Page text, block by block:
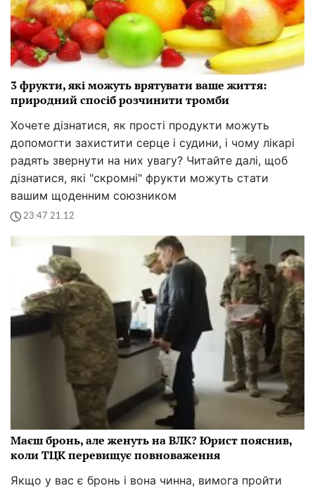
3 фрукти, які можуть врятувати ваше життя:
природний спосіб розчинити тромби
Хочете дізнатися, як прості продукти можуть
допомогти захистити серце і судини, і чому лікарі
радять звернути на них увагу? Читайте далі, щоб
дізнатися, які "скромні" фрукти можуть стати
вашим щоденним союзником
23:47 21.12
Маєш бронь, але женуть на ВЛК? Юрист пояснив,
коли ТЦК перевищує повноваження
Якщо у вас є бронь і вона чинна, вимога пройти